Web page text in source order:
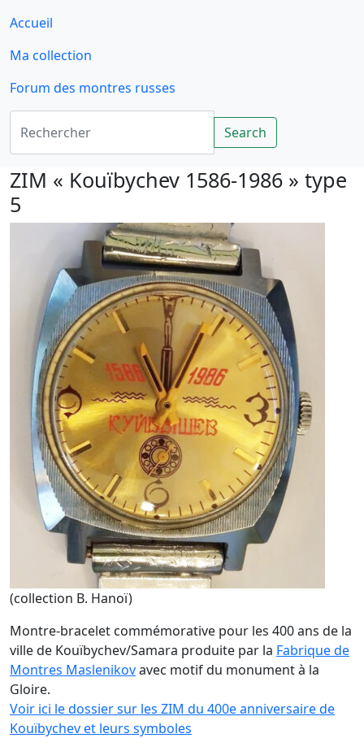
Accueil
Ma collection
Forum des montres russes
Rechercher
Search
ZIM « Kouïbychev 1586-1986 » type
5
(collection B. Hanoï)
Montre-bracelet commémorative pour les 400 ans de la
ville de Kouïbychev/Samara produite par la Fabrique de
Montres Maslenikovavec motif du monument à la
Gloire.
Voir ici le dossier sur les ZIM du 400e anniversaire de
Kouïbychev et leurs symboles